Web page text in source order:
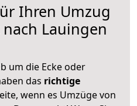
Ihren Umzug
Lauingen
um die Ecke oder
das richtige
wenn es Umzüge von